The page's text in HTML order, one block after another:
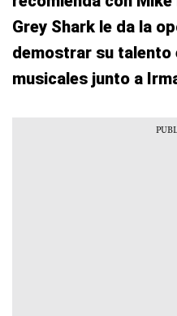
Grey Shark le da la
demostrar su talento
musicales junto a